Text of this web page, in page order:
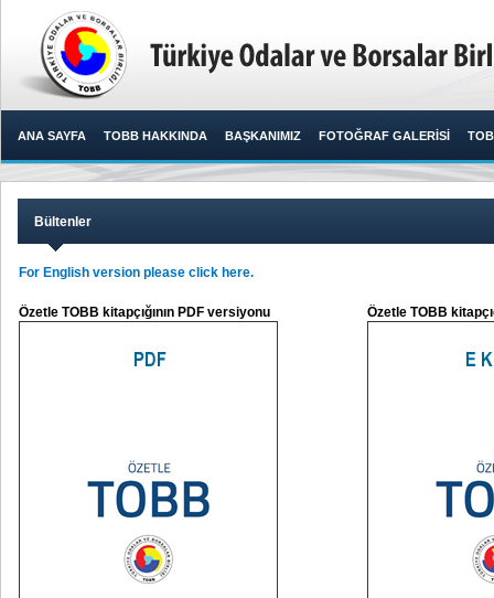
ANA SAYFA TOBB HAKKINDA BAŞKANIMIZ FOTOĞRAF GALERİSİ
Bültenler
For English version please click here.
Özetle TOBB kitapçığının PDF versiyonu Özetle TOBB